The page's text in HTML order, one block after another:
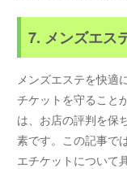
7. メンズエス
メンズエステを快適
チケットを守ること
は、お店の評判を保
素です。この記事で
エチケットについて